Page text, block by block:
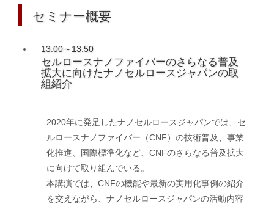
セミナー概要
13:00～13:50
セルロースナノファイバーのさらなる普及
拡大に向けたナノセルロースジャパンの取
組紹介
2020年に発足したナノセルロースジャパンでは、セ
ルロースナノファイバー（CNF）の技術普及、事業
化推進、国際標準化など、CNFのさらなる普及拡大
に向けて取り組んでいる。
本講演では、CNFの機能や最新の実用化事例の紹介
を交えながら、ナノセルロースジャパンの活動内容